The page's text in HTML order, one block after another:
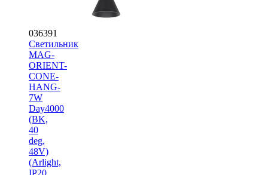
036391
Светильник
MAG-
ORIENT-
CONE-
HANG-
7W
Day4000
(BK,
40
deg,
48V)
(Arlight,